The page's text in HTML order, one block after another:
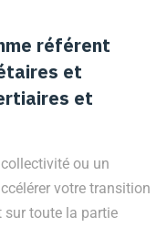
référent
et
et
ou un
votre transition
sur toute la partie